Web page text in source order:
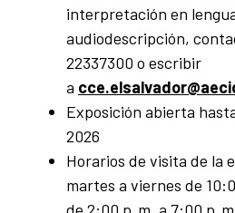
interpretación en
audiodescripción,
22337300 o escribir
a
Exposición abierta
2026
Horarios de visita de la
martes a viernes de